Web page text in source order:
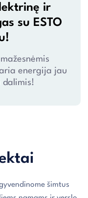
ir
su ESTO
energija jau
dalimis!
šimtus